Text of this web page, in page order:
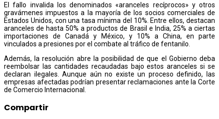
El fallo invalida los denominados «aranceles recíprocos» y otros
gravámenes impuestos a la mayoría de los socios comerciales de
Estados Unidos, con una tasa mínima del 10%. Entre ellos, destacan
aranceles de hasta 50% a productos de Brasil e India, 25% a ciertas
importaciones de Canadá y México, y 10% a China, en parte
vinculados a presiones por el combate al tráfico de fentanilo.
Además, la resolución abre la posibilidad de que el Gobierno deba
reembolsar las cantidades recaudadas bajo estos aranceles si se
declaran ilegales. Aunque aún no existe un proceso definido, las
empresas afectadas podrían presentar reclamaciones ante la Corte
de Comercio Internacional.
Compartir